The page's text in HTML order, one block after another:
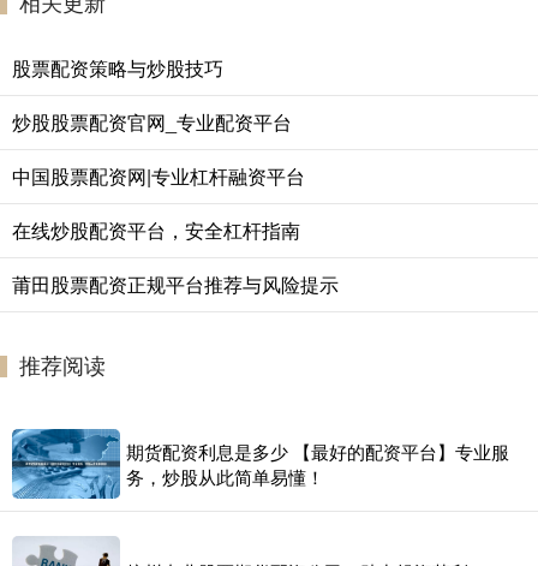
股票配资策略与炒股技巧
炒股股票配资官网_专业配资平台
中国股票配资网|专业杠杆融资平台
在线炒股配资平台，安全杠杆指南
莆田股票配资正规平台推荐与风险提示
推荐阅读
期货配资利息是多少 【最好的配资平台】专业服
务，炒股从此简单易懂！